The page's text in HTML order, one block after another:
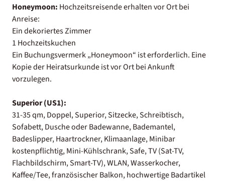
Honeymoon: Hochzeitsreisende erhalten vor Ort bei
Anreise:
Ein dekoriertes Zimmer
1 Hochzeitskuchen
Ein Buchungsvermerk „Honeymoon“ ist erforderlich. Eine
Kopie der Heiratsurkunde ist vor Ort bei Ankunft
vorzulegen.
Superior (US1):
31-35 qm, Doppel, Superior, Sitzecke, Schreibtisch,
Sofabett, Dusche oder Badewanne, Bademantel,
Badeslipper, Haartrockner, Klimaanlage, Minibar
kostenpflichtig, Mini-Kühlschrank, Safe, TV (Sat-TV,
Flachbildschirm, Smart-TV), WLAN, Wasserkocher,
Kaffee/Tee, französischer Balkon, hochwertige Badartikel